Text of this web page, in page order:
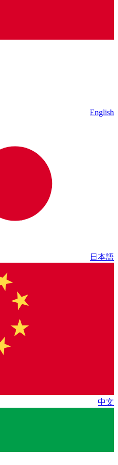
English
日本語
中文